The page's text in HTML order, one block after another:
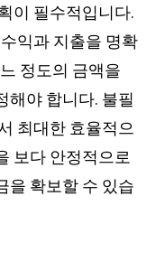
이 필수적입니다.
익과 지출을 명확
정도의 금액을
해야 합니다. 불필
최대한 효율적으
보다 안정적으로
을 확보할 수 있습